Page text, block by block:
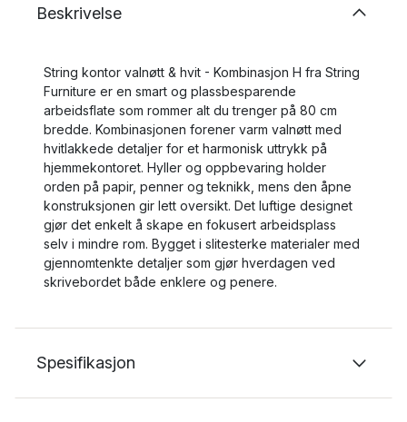
Beskrivelse
String kontor valnøtt & hvit - Kombinasjon H fra String
Furniture er en smart og plassbesparende
arbeidsflate som rommer alt du trenger på 80 cm
bredde. Kombinasjonen forener varm valnøtt med
hvitlakkede detaljer for et harmonisk uttrykk på
hjemmekontoret. Hyller og oppbevaring holder
orden på papir, penner og teknikk, mens den åpne
konstruksjonen gir lett oversikt. Det luftige designet
gjør det enkelt å skape en fokusert arbeidsplass
selv i mindre rom. Bygget i slitesterke materialer med
gjennomtenkte detaljer som gjør hverdagen ved
skrivebordet både enklere og penere.
Spesifikasjon